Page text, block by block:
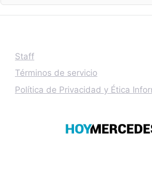
Staff
Términos de servicio
Política de Privacidad y Ética